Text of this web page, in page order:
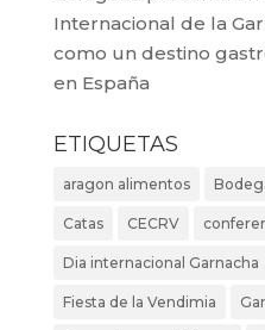
Internacional de la
como un destino
en España
ETIQUETAS
aragon alimentos
Catas CECRV
Dia internacional Garnacha
Fiesta de la Vendimia